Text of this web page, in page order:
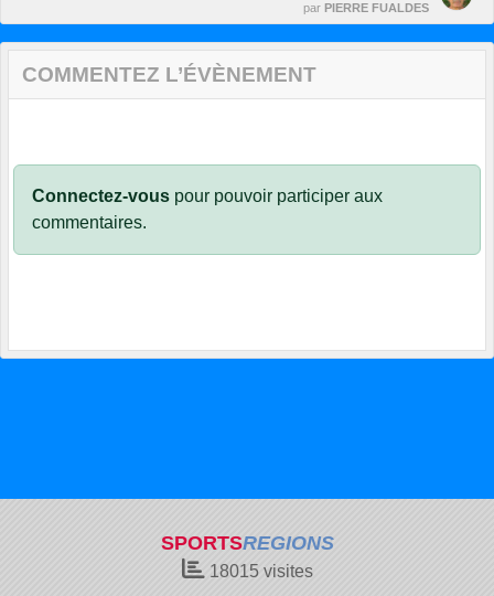
par PIERRE FUALDES
COMMENTEZ L’ÉVÈNEMENT
Connectez-vous pour pouvoir participer aux
commentaires.
SPORTSREGIONS
18015visites